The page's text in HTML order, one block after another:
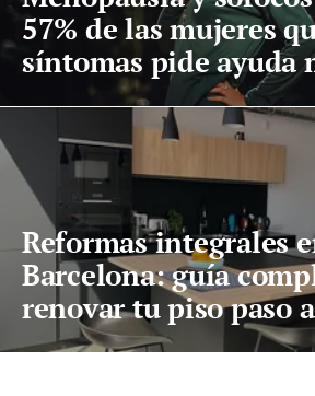
57% de las mujeres
síntomas pide ayuda
Reformas integrales
Barcelona: guía
renovar tu piso paso